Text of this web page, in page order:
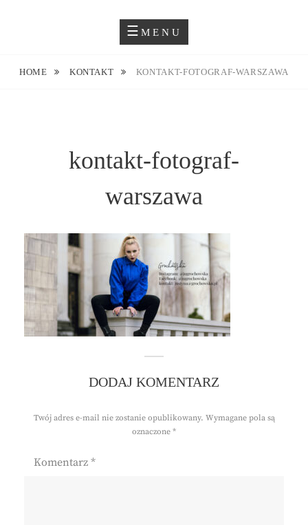
JUSTYNA EWA GROCHOWSKA
MENU
HOME KONTAKT KONTAKT-FOTOGRAF-WARSZAWA
kontakt-fotograf-
warszawa
DODAJ KOMENTARZ
Twój adres e-mail nie zostanie opublikowany. Wymagane pola są
oznaczone *
Komentarz *